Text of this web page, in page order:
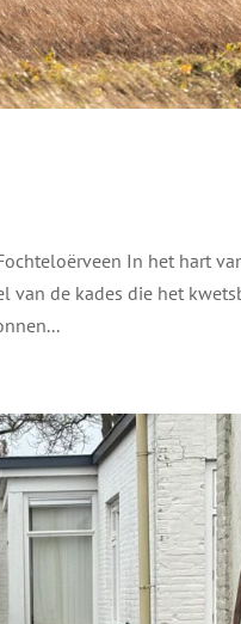
In het hart
van de kades die het